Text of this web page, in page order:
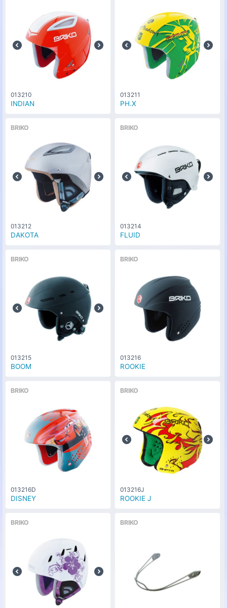
013210
INDIAN
013211
PH.X
BRIKO
013212
DAKOTA
BRIKO
013214
FLUID
BRIKO
013215
BOOM
BRIKO
013216
ROOKIE
BRIKO
013216D
DISNEY
BRIKO
013216J
ROOKIE J
BRIKO BRIKO